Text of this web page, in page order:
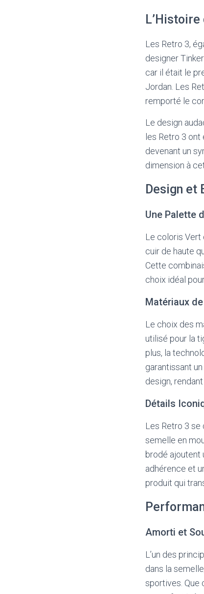
Les Retro 3,
designer
car il était le
Jordan. Les
remporté le
Le design
les Retro 3
devenant un
dimension à
Design et
Une Palette
Le coloris Vert
cuir de haute
Cette
choix idéal
Matériaux
Le choix des
utilisé pour la
plus, la
garantissant
design,
Détails
Les Retro 3
semelle en
brodé ajoutent
adhérence et
produit qui
Amorti et
L’un des
dans la
sportives. Que